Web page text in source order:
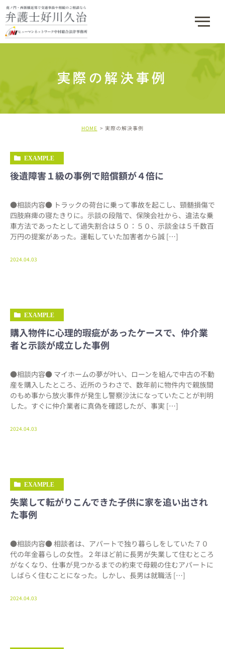
実際の解決事例
HOME 実際の解決事例
EXAMPLE
後遺障害１級の事例で賠償額が４倍に
●相談内容● トラックの荷台に乗って事故を起こし、頸髄損傷で
四肢麻痺の寝たきりに。示談の段階で、保険会社から、違法な乗
車方法であったとして過失割合は５０：５０、示談金は５千数百
万円の提案があった。運転していた加害者から誠 […]
2024.04.03
EXAMPLE
購入物件に心理的瑕疵があったケースで、仲介業
者と示談が成立した事例
●相談内容● マイホームの夢が叶い、ローンを組んで中古の不動
産を購入したところ、近所のうわさで、数年前に物件内で親族間
のもめ事から放火事件が発生し警察沙汰になっていたことが判明
した。すぐに仲介業者に真偽を確認したが、事実 […]
2024.04.03
EXAMPLE
失業して転がりこんできた子供に家を追い出され
た事例
●相談内容● 相談者は、アパートで独り暮らしをしていた７０
代の年金暮らしの女性。２年ほど前に長男が失業して住むところ
がなくなり、仕事が見つかるまでの約束で母親の住むアパートに
しばらく住むことになった。しかし、長男は就職活 […]
2024.04.03